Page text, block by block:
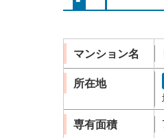
マンション名
所在地
専有面積